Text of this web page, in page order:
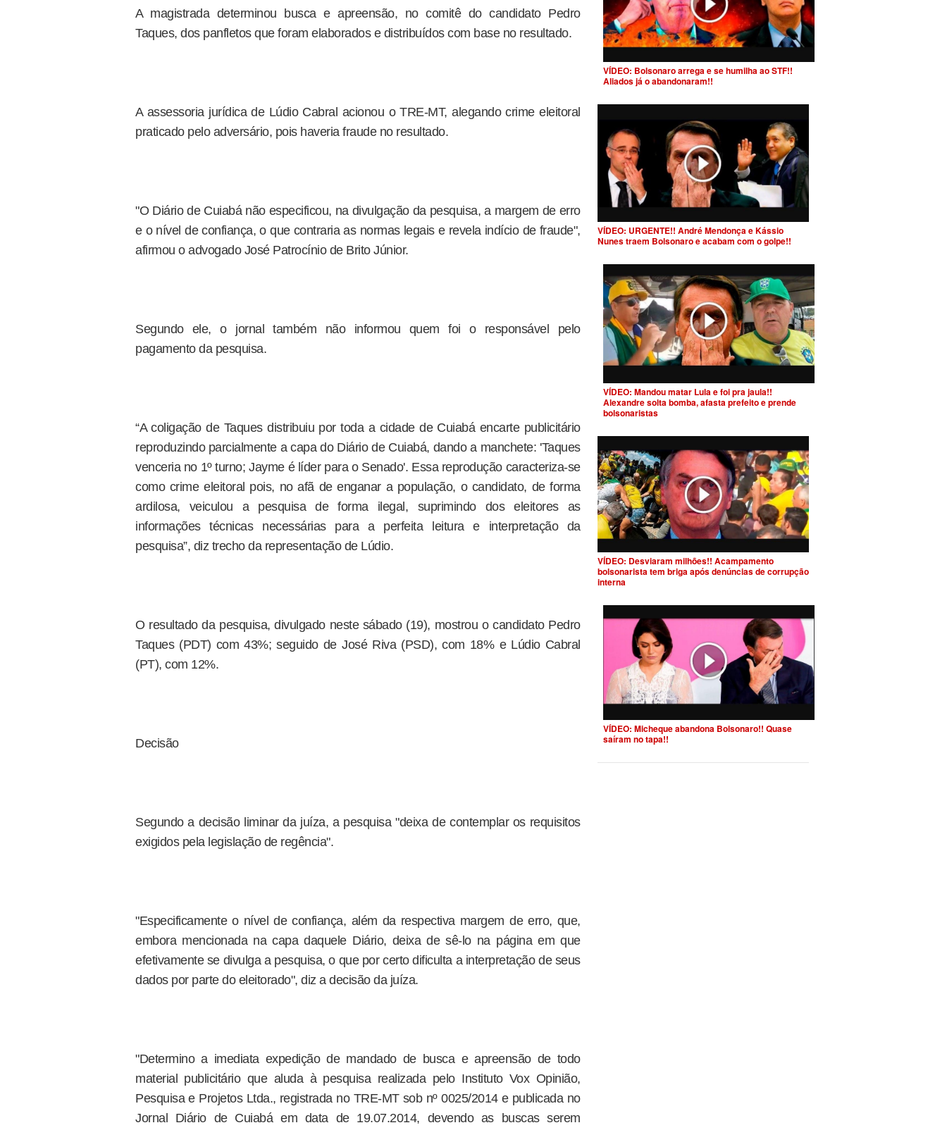
A magistrada determinou busca e apreensão, no comitê do candidato Pedro
Taques, dos panfletos que foram elaborados e distribuídos com base no resultado.
A assessoria jurídica de Lúdio Cabral acionou o TRE-MT, alegando crime eleitoral
praticado pelo adversário, pois haveria fraude no resultado.
"O Diário de Cuiabá não especificou, na divulgação da pesquisa, a margem de erro
e o nível de confiança, o que contraria as normas legais e revela indício de fraude",
afirmou o advogado José Patrocínio de Brito Júnior.
Segundo ele, o jornal também não informou quem foi o responsável pelo
pagamento da pesquisa.
“A coligação de Taques distribuiu por toda a cidade de Cuiabá encarte publicitário
reproduzindo parcialmente a capa do Diário de Cuiabá, dando a manchete: 'Taques
venceria no 1º turno; Jayme é líder para o Senado'. Essa reprodução caracteriza-se
como crime eleitoral pois, no afã de enganar a população, o candidato, de forma
ardilosa, veiculou a pesquisa de forma ilegal, suprimindo dos eleitores as
informações técnicas necessárias para a perfeita leitura e interpretação da
pesquisa”, diz trecho da representação de Lúdio.
O resultado da pesquisa, divulgado neste sábado (19), mostrou o candidato Pedro
Taques (PDT) com 43%; seguido de José Riva (PSD), com 18% e Lúdio Cabral
(PT), com 12%.
Decisão
Segundo a decisão liminar da juíza, a pesquisa "deixa de contemplar os requisitos
exigidos pela legislação de regência".
"Especificamente o nível de confiança, além da respectiva margem de erro, que,
embora mencionada na capa daquele Diário, deixa de sê-lo na página em que
efetivamente se divulga a pesquisa, o que por certo dificulta a interpretação de seus
dados por parte do eleitorado", diz a decisão da juíza.
"Determino a imediata expedição de mandado de busca e apreensão de todo
material publicitário que aluda à pesquisa realizada pelo Instituto Vox Opinião,
Pesquisa e Projetos Ltda., registrada no TRE-MT sob nº 0025/2014 e publicada no
Jornal Diário de Cuiabá em data de 19.07.2014, devendo as buscas serem
VÍDEO: Bolsonaro arrega e se humilha ao STF!!
Aliados já o abandonaram!!
VÍDEO: URGENTE!! André Mendonça e Kássio
Nunes traem Bolsonaro e acabam com o golpe!!
VÍDEO: Mandou matar Lula e foi pra jaula!!
Alexandre solta bomba, afasta prefeito e prende
bolsonaristas
VÍDEO: Desviaram milhões!! Acampamento
bolsonarista tem briga após denúncias de corrupção
interna
VÍDEO: Micheque abandona Bolsonaro!! Quase
saíram no tapa!!